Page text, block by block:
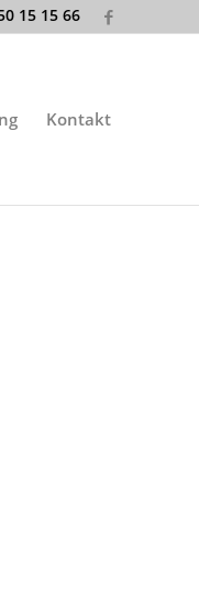
15 15 66
Kontakt